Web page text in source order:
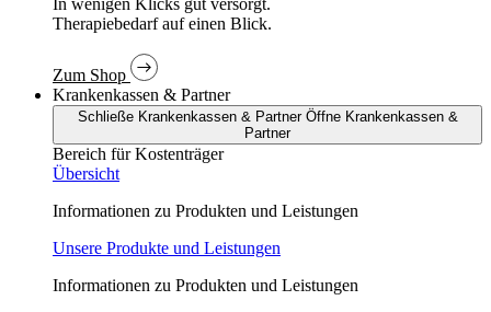
In wenigen Klicks gut versorgt.
Therapiebedarf auf einen Blick.
Zum Shop
Krankenkassen & Partner
Schließe Krankenkassen & Partner Öffne Krankenkassen &
Partner
Bereich für Kostenträger
Übersicht
Informationen zu Produkten und Leistungen
Unsere Produkte und Leistungen
Informationen zu Produkten und Leistungen